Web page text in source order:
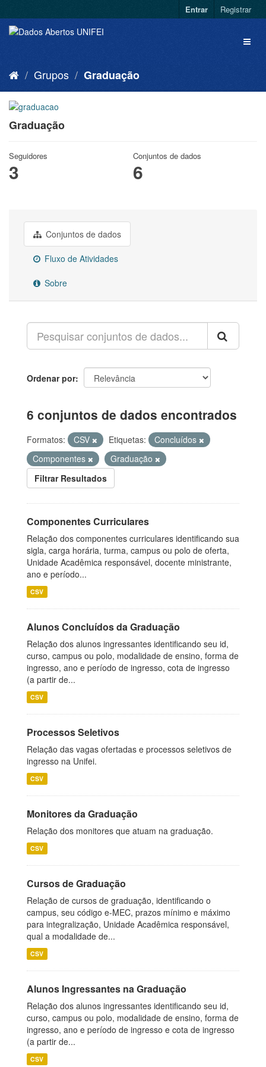
Entrar Registrar
Grupos Graduação
Graduação
Seguidores
3
Conjuntos de dados
6
Conjuntos de dados
Fluxo de Atividades
Sobre
Ordenar por
6 conjuntos de dados encontrados
Formatos: CSV Etiquetas:
Concluídos
Componentes
Graduação
Filtrar Resultados
Componentes Curriculares
Relação dos componentes curriculares identificando sua
sigla, carga horária, turma, campus ou polo de oferta,
Unidade Acadêmica responsável, docente ministrante,
ano e período...
CSV
Alunos Concluídos da Graduação
Relação dos alunos ingressantes identificando seu id,
curso, campus ou polo, modalidade de ensino, forma de
ingresso, ano e período de ingresso, cota de ingresso
(a partir de...
CSV
Processos Seletivos
Relação das vagas ofertadas e processos seletivos de
ingresso na Unifei.
CSV
Monitores da Graduação
Relação dos monitores que atuam na graduação.
CSV
Cursos de Graduação
Relação de cursos de graduação, identificando o
campus, seu código e-MEC, prazos mínimo e máximo
para integralização, Unidade Acadêmica responsável,
qual a modalidade de...
CSV
Alunos Ingressantes na Graduação
Relação dos alunos ingressantes identificando seu id,
curso, campus ou polo, modalidade de ensino, forma de
ingresso, ano e período de ingresso e cota de ingresso
(a partir de...
CSV